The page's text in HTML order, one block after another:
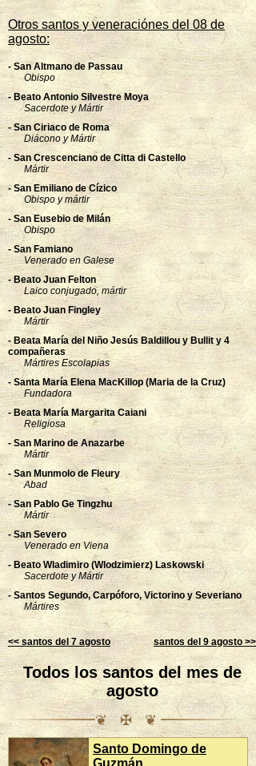
Otros santos y veneraciónes del 08 de
agosto:
- San Altmano de Passau
Obispo
- Beato Antonio Silvestre Moya
Sacerdote y Mártir
- San Ciriaco de Roma
Diácono y Mártir
- San Crescenciano de Citta di Castello
Mártir
- San Emiliano de Cízico
Obispo y mártir
- San Eusebio de Milán
Obispo
- San Famiano
Venerado en Galese
- Beato Juan Felton
Laico conjugado, mártir
- Beato Juan Fingley
Mártir
- Beata María del Niño Jesús Baldillou y Bullit y 4
compañeras
Mártires Escolapias
- Santa María Elena MacKillop (Maria de la Cruz)
Fundadora
- Beata María Margarita Caiani
Religiosa
- San Marino de Anazarbe
Mártir
- San Munmolo de Fleury
Abad
- San Pablo Ge Tingzhu
Mártir
- San Severo
Venerado en Viena
- Beato Wladimiro (Wlodzimierz) Laskowski
Sacerdote y Mártir
- Santos Segundo, Carpóforo, Victorino y Severiano
Mártires
<< santos del 7 agosto santos del 9 agosto >>
Todos los santos del mes de
agosto
❦ ✠ ❦
Santo Domingo de
Guzmán